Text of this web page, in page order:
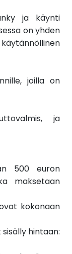
ja käynti
on yhden
joilla on
ja
500 euron
maksetaan
kokonaan
hintaan: